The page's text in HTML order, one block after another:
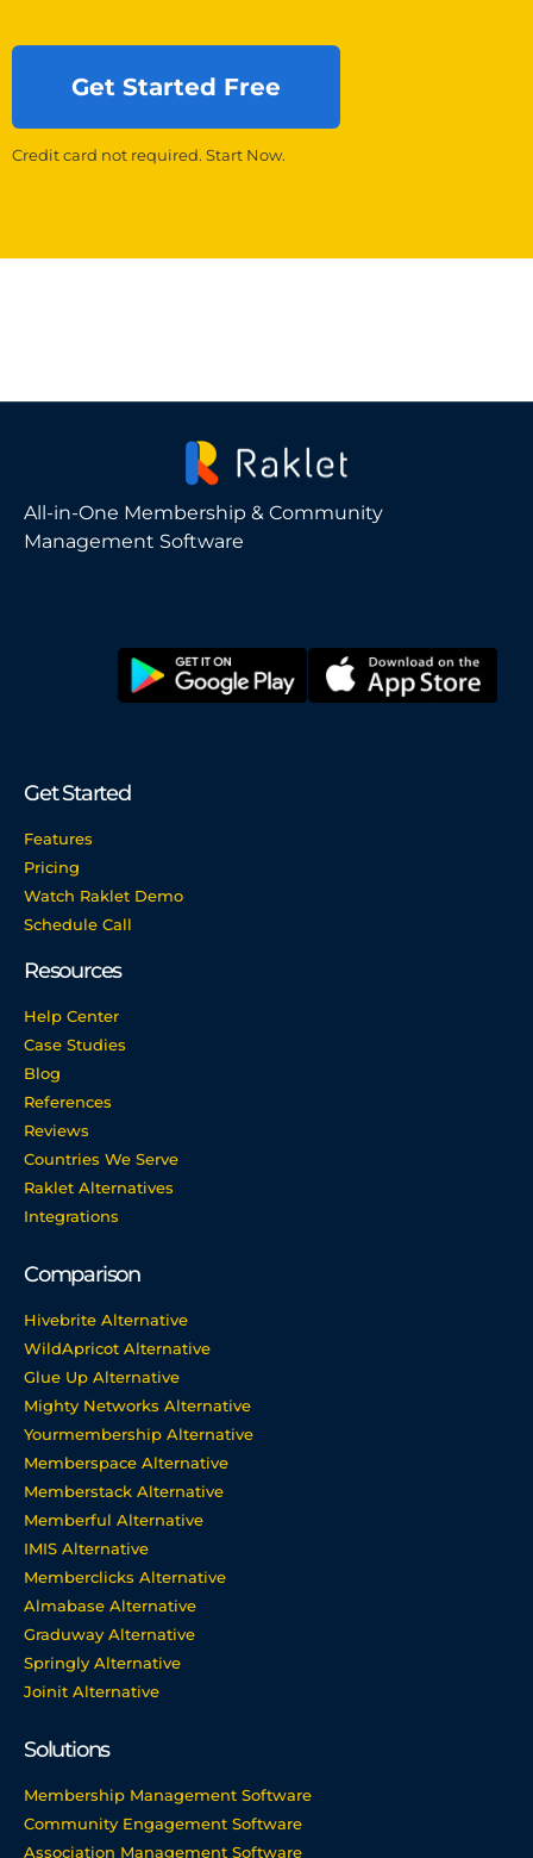
Get Started Free
Credit card not required. Start Now.
All-in-One Membership & Community
Management Software
Get Started
Features
Pricing
Watch Raklet Demo
Schedule Call
Resources
Help Center
Case Studies
Blog
References
Reviews
Countries We Serve
Raklet Alternatives
Integrations
Comparison
Hivebrite Alternative
WildApricot Alternative
Glue Up Alternative
Mighty Networks Alternative
Yourmembership Alternative
Memberspace Alternative
Memberstack Alternative
Memberful Alternative
IMIS Alternative
Memberclicks Alternative
Almabase Alternative
Graduway Alternative
Springly Alternative
Joinit Alternative
Solutions
Membership Management Software
Community Engagement Software
Association Management Software